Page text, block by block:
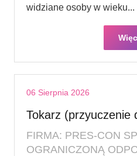
widziane osoby w wieku...
06 Sierpnia 2026
Tokarz (przyuczenie
FIRMA: PRES-CON
OGRANICZONĄ